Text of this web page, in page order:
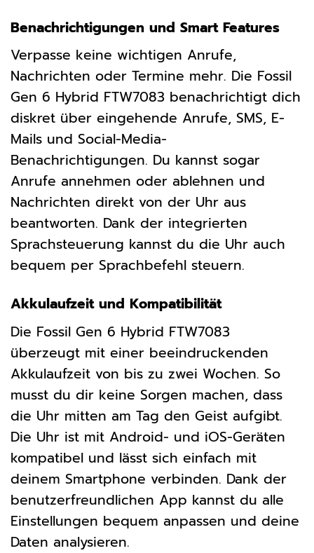
Benachrichtigungen und Smart Features
Verpasse keine wichtigen Anrufe,
Nachrichten oder Termine mehr. Die Fossil
Gen 6 Hybrid FTW7083 benachrichtigt dich
diskret über eingehende Anrufe, SMS, E-
Mails und Social-Media-
Benachrichtigungen. Du kannst sogar
Anrufe annehmen oder ablehnen und
Nachrichten direkt von der Uhr aus
beantworten. Dank der integrierten
Sprachsteuerung kannst du die Uhr auch
bequem per Sprachbefehl steuern.
Akkulaufzeit und Kompatibilität
Die Fossil Gen 6 Hybrid FTW7083
überzeugt mit einer beeindruckenden
Akkulaufzeit von bis zu zwei Wochen. So
musst du dir keine Sorgen machen, dass
die Uhr mitten am Tag den Geist aufgibt.
Die Uhr ist mit Android- und iOS-Geräten
kompatibel und lässt sich einfach mit
deinem Smartphone verbinden. Dank der
benutzerfreundlichen App kannst du alle
Einstellungen bequem anpassen und deine
Daten analysieren.